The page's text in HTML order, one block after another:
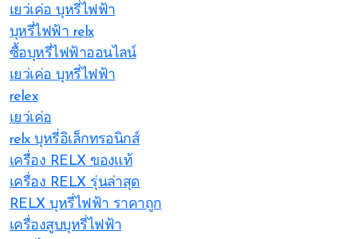
เยว่เค่อ บุหรี่ไฟฟ้า
บุหรี่ไฟฟ้า relx
ซื้อบุหรี่ไฟฟ้าออนไลน์
เยว่เค่อ บุหรี่ไฟฟ้า
relex
เยว่เค่อ
relx บุหรี่อิเล็กทรอนิกส์
เครื่อง RELX ของแท้
เครื่อง RELX รุ่นล่าสุด
RELX บุหรี่ไฟฟ้า ราคาถูก
เครื่องสูบบุหรี่ไฟฟ้า